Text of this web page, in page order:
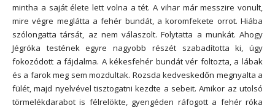
mintha a saját élete lett volna a tét. A vihar már messzire vonult,
mire végre meglátta a fehér bundát, a koromfekete orrot. Hiába
szólongatta társát, az nem válaszolt. Folytatta a munkát. Ahogy
Jégróka testének egyre nagyobb részét szabadította ki, úgy
fokozódott a fájdalma. A kékesfehér bundát vér foltozta, a lábak
és a farok meg sem mozdultak. Rozsda kedveskedőn megnyalta a
fülét, majd nyelvével tisztogatni kezdte a sebeit. Amikor az utolsó
törmelékdarabot is félrelökte, gyengéden ráfogott a fehér róka